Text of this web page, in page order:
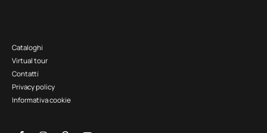
Cataloghi
Virtual tour
Contatti
Privacy policy
Informativa cookie